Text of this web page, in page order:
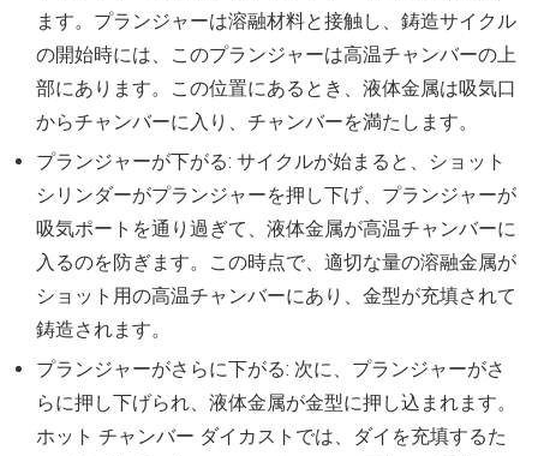
ます。プランジャーは溶融材料と接触し、鋳造サイクル
の開始時には、このプランジャーは高温チャンバーの上
部にあります。この位置にあるとき、液体金属は吸気口
からチャンバーに入り、チャンバーを満たします。
プランジャーが下がる: サイクルが始まると、ショット
シリンダーがプランジャーを押し下げ、プランジャーが
吸気ポートを通り過ぎて、液体金属が高温チャンバーに
入るのを防ぎます。この時点で、適切な量の溶融金属が
ショット用の高温チャンバーにあり、金型が充填されて
鋳造されます。
プランジャーがさらに下がる: 次に、プランジャーがさ
らに押し下げられ、液体金属が金型に押し込まれます。
ホット チャンバー ダイカストでは、ダイを充填するた